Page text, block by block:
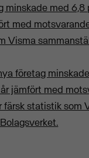
minskade med 6,8
med
Visma
företag
jämfört med
färsk statistik som